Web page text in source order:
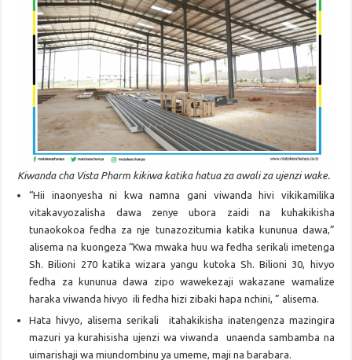
Kiwanda cha Vista Pharm kikiwa katika hatua za awali za ujenzi wake.
“Hii inaonyesha ni kwa namna gani viwanda hivi vikikamilika
vitakavyozalisha dawa zenye ubora zaidi na kuhakikisha
tunaokokoa fedha za nje tunazozitumia katika kununua dawa,”
alisema na kuongeza “Kwa mwaka huu wa fedha serikali imetenga
Sh. Bilioni 270 katika wizara yangu kutoka Sh. Bilioni 30, hivyo
fedha za kununua dawa zipo wawekezaji wakazane wamalize
haraka viwanda hivyo ili fedha hizi zibaki hapa nchini, ” alisema.
Hata hivyo, alisema serikali itahakikisha inatengenza mazingira
mazuri ya kurahisisha ujenzi wa viwanda unaenda sambamba na
uimarishaji wa miundombinu ya umeme, maji na barabara.